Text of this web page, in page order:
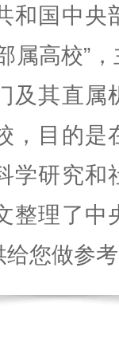
和国中央
属高校”
及其直属
，目的是
学研究和
整理了中
给您做参